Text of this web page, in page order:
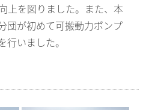
上を図りました。また、本
団が初めて可搬動力ポンプ
行いました。